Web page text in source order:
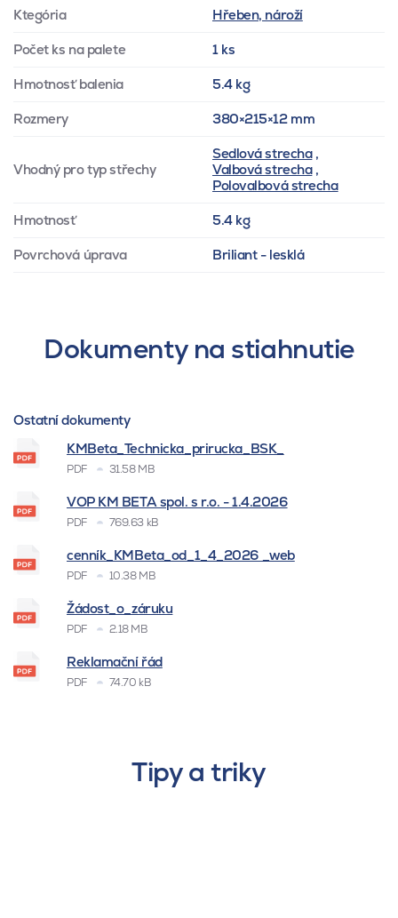
Ktegória Hřeben, nároží
Počet ks na palete 1 ks
Hmotnosť balenia 5.4 kg
Rozmery 380×215×12 mm
Vhodný pro typ střechy
Sedlová strecha,
Valbová strecha,
Polovalbová strecha
Hmotnosť 5.4 kg
Povrchová úprava Briliant - lesklá
Dokumenty na stiahnutie
Ostatní dokumenty
KMBeta_Technicka_prirucka_BSK_
PDF 31.58 MB
VOP KM BETA spol. s r.o. - 1.4.2026
PDF 769.63 kB
cenník_KMBeta_od_1_4_2026 _web
PDF 10.38 MB
Žádost_o_záruku
PDF 2.18 MB
Reklamační řád
PDF 74.70 kB
Tipy a triky